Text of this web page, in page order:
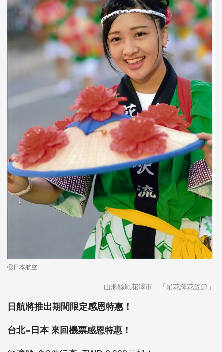
ⓒ日本航空
山形縣尾花澤市 「尾花澤花笠節」
日航將推出期間限定感恩特惠！
台北=日本 來回機票感恩特惠！